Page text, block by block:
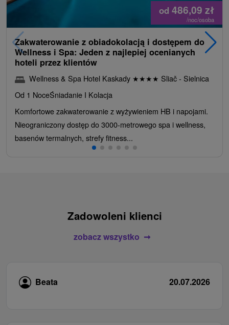
od 486,09 zł
/noc/osoba
Zakwaterowanie z obiadokolacją i dostępem do
Wellness i Spa: Jeden z najlepiej ocenianych
hoteli przez klientów
Wellness & Spa Hotel Kaskady ★★★★ Sliač - Sielnica
Od 1 NoceŚniadanie I Kolacja
Komfortowe zakwaterowanie z wyżywieniem HB i napojami.
Nieograniczony dostęp do 3000-metrowego spa i wellness,
basenów termalnych, strefy fitness...
Zadowoleni klienci
zobacz wszystko
Beata 20.07.2026